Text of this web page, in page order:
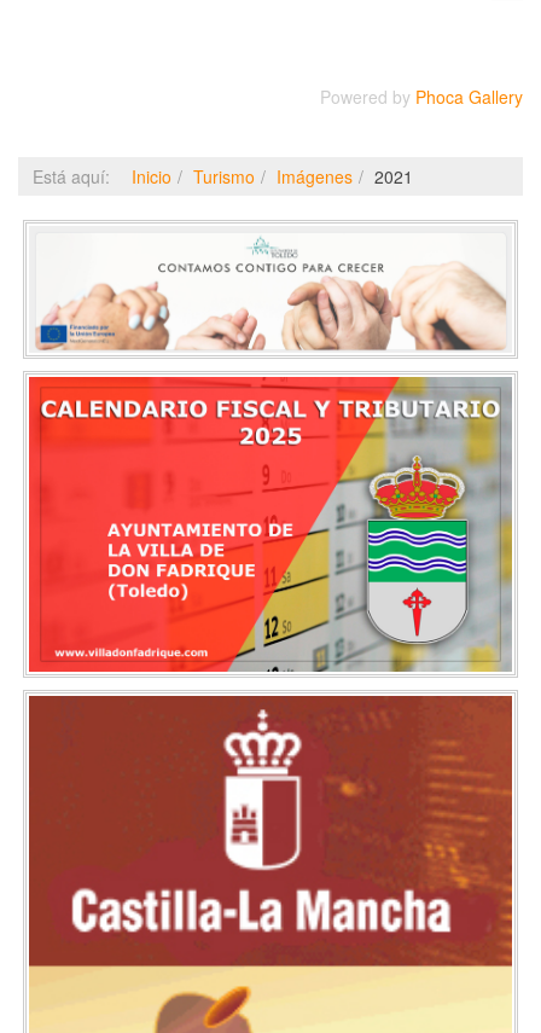
Powered by Phoca Gallery
Está aquí: Inicio Turismo Imágenes 2021